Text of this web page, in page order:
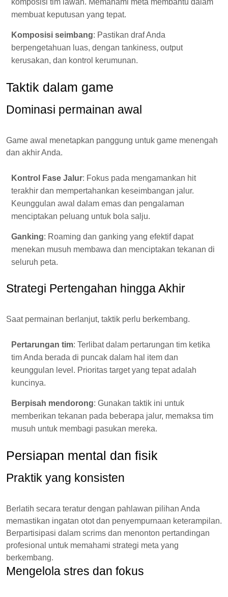
komposisi tim lawan. Memahami meta membantu dalam
membuat keputusan yang tepat.
Komposisi seimbang: Pastikan draf Anda
berpengetahuan luas, dengan tankiness, output
kerusakan, dan kontrol kerumunan.
Taktik dalam game
Dominasi permainan awal
Game awal menetapkan panggung untuk game menengah
dan akhir Anda.
Kontrol Fase Jalur: Fokus pada mengamankan hit
terakhir dan mempertahankan keseimbangan jalur.
Keunggulan awal dalam emas dan pengalaman
menciptakan peluang untuk bola salju.
Ganking: Roaming dan ganking yang efektif dapat
menekan musuh membawa dan menciptakan tekanan di
seluruh peta.
Strategi Pertengahan hingga Akhir
Saat permainan berlanjut, taktik perlu berkembang.
Pertarungan tim: Terlibat dalam pertarungan tim ketika
tim Anda berada di puncak dalam hal item dan
keunggulan level. Prioritas target yang tepat adalah
kuncinya.
Berpisah mendorong: Gunakan taktik ini untuk
memberikan tekanan pada beberapa jalur, memaksa tim
musuh untuk membagi pasukan mereka.
Persiapan mental dan fisik
Praktik yang konsisten
Berlatih secara teratur dengan pahlawan pilihan Anda
memastikan ingatan otot dan penyempurnaan keterampilan.
Berpartisipasi dalam scrims dan menonton pertandingan
profesional untuk memahami strategi meta yang
berkembang.
Mengelola stres dan fokus